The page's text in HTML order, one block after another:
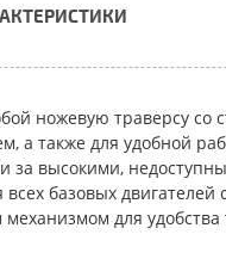
ножевую траверсу со
а также для удобной
за высокими,
базовых двигателей
для